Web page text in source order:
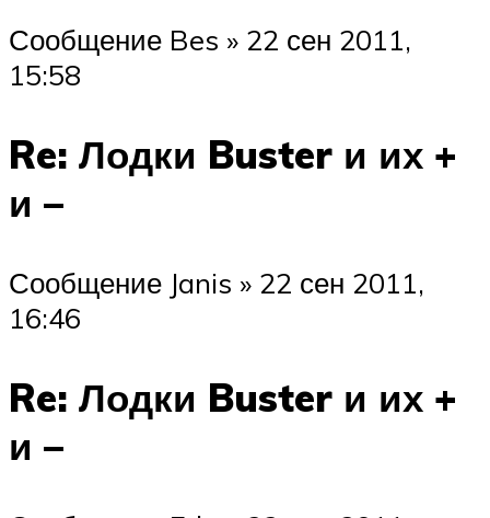
Сообщение Bes » 22 сен 2011,
15:58
Re: Лодки Buster и их +
и –
Сообщение Janis » 22 сен 2011,
16:46
Re: Лодки Buster и их +
и –